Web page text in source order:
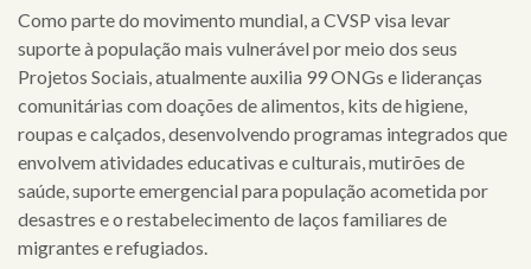
Como parte do movimento mundial, a CVSP visa levar
suporte à população mais vulnerável por meio dos seus
Projetos Sociais, atualmente auxilia 99 ONGs e lideranças
comunitárias com doações de alimentos, kits de higiene,
roupas e calçados, desenvolvendo programas integrados que
envolvem atividades educativas e culturais, mutirões de
saúde, suporte emergencial para população acometida por
desastres e o restabelecimento de laços familiares de
migrantes e refugiados.